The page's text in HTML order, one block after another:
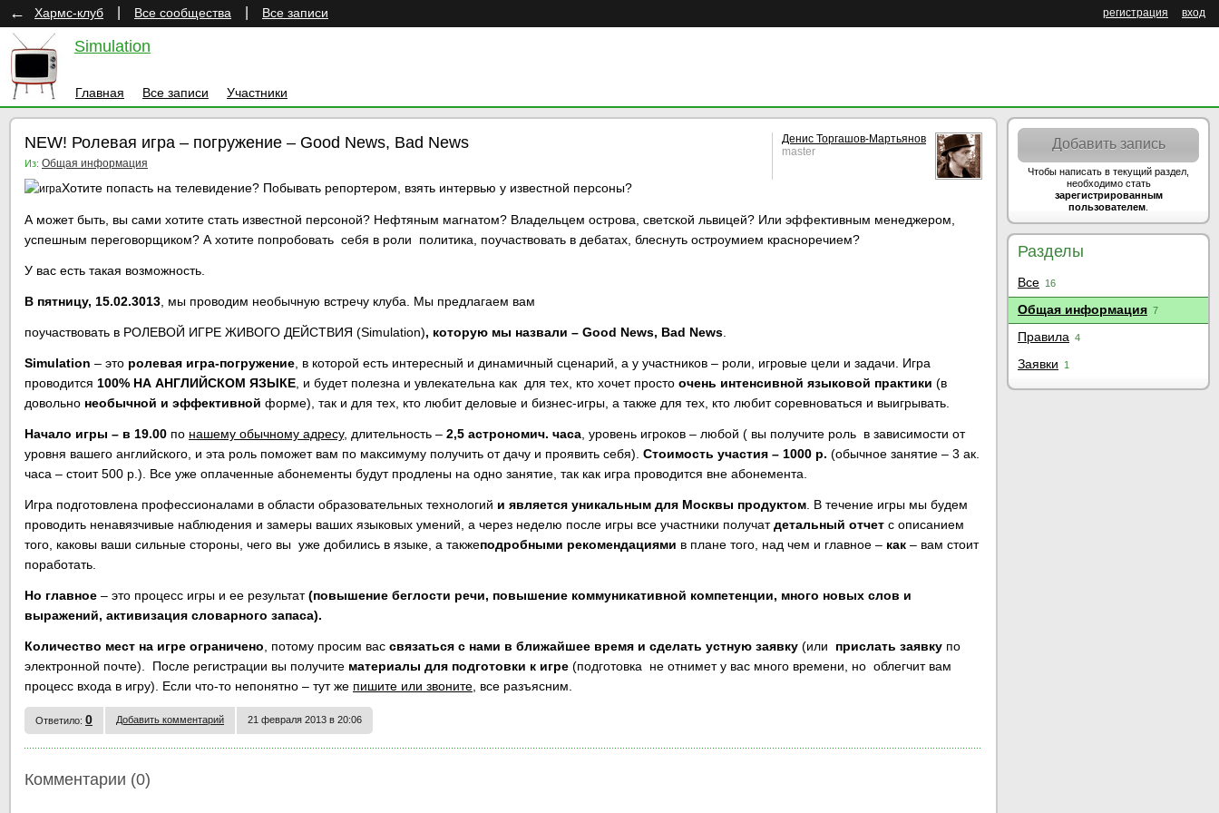
← Хармс-клуб вход
регистрация
Все сообщества Все записи
Simulation
Главная Все записи Участники
Денис Торгашов-Мартьянов
master
NEW! Ролевая игра – погружение – Good News, Bad News
Из: Общая информация
Хотите попасть на телевидение? Побывать репортером, взять интервью у известной персоны?
А может быть, вы сами хотите стать известной персоной? Нефтяным магнатом? Владельцем острова, светской львицей? Или эффективным менеджером,
успешным переговорщиком? А хотите попробовать себя в роли политика, поучаствовать в дебатах, блеснуть остроумием красноречием?
У вас есть такая возможность.
В пятницу, 15.02.3013, мы проводим необычную встречу клуба. Мы предлагаем вам
поучаствовать в РОЛЕВОЙ ИГРЕ ЖИВОГО ДЕЙСТВИЯ (Simulation), которую мы назвали – Good News, Bad News.
Simulation – это ролевая игра-погружение, в которой есть интересный и динамичный сценарий, а у участников – роли, игровые цели и задачи. Игра
проводится 100% НА АНГЛИЙСКОМ ЯЗЫКЕ, и будет полезна и увлекательна как для тех, кто хочет просто очень интенсивной языковой практики (в
довольно необычной и эффективной форме), так и для тех, кто любит деловые и бизнес-игры, а также для тех, кто любит соревноваться и выигрывать.
Начало игры – в 19.00 по нашему обычному адресу, длительность – 2,5 астрономич. часа, уровень игроков – любой ( вы получите роль в зависимости от
уровня вашего английского, и эта роль поможет вам по максимуму получить от дачу и проявить себя). Стоимость участия – 1000 р. (обычное занятие – 3 ак.
часа – стоит 500 р.). Все уже оплаченные абонементы будут продлены на одно занятие, так как игра проводится вне абонемента.
Игра подготовлена профессионалами в области образовательных технологий и является уникальным для Москвы продуктом. В течение игры мы будем
проводить ненавязчивые наблюдения и замеры ваших языковых умений, а через неделю после игры все участники получатдетальный отчет с описанием
того, каковы ваши сильные стороны, чего вы уже добились в языке, а такжеподробными рекомендациями в плане того, над чем и главное – как – вам стоит
поработать.
Но главное – это процесс игры и ее результат(повышение беглости речи, повышение коммуникативной компетенции, много новых слов и
выражений, активизация словарного запаса).
Количество мест на игре ограничено, потому просим вас связаться с нами в ближайшее время и сделать устную заявку (или прислать заявку по
электронной почте). После регистрации вы получите материалы для подготовки к игре (подготовка не отнимет у вас много времени, но облегчит вам
процесс входа в игру). Если что-то непонятно – тут же пишите или звоните, все разъясним.
Ответило: 0 Добавить комментарий 21 февраля 2013 в 20:06
Комментарии (0)
Добавить запись
Чтобы написать в текущий раздел,
необходимо стать
зарегистрированным
пользователем
Разделы
Все 16
Общая информация 7
Правила 4
Заявки 1